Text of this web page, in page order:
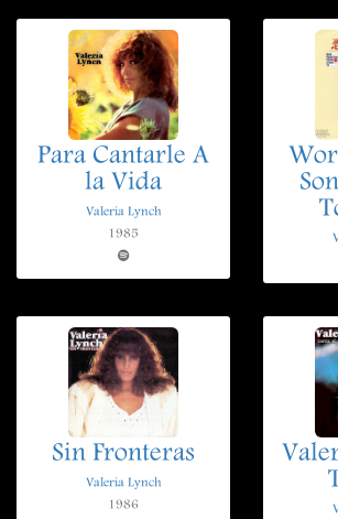
Para Cantarle A
la Vida
Valeria Lynch
1985
Sin Fronteras
Valeria Lynch
1986